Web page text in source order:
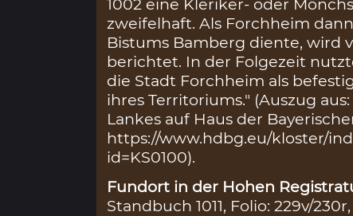
1002 eine Kleriker- oder
zweifelhaft. Als Forchheim
Bistums Bamberg diente, wird
berichtet. In der Folgezeit
die Stadt Forchheim als
ihres Territoriums." (Auszug
Lankes auf Haus der
https://www.hdbg.eu/kloster/
id=KS0100).
Fundort in der Hohen
Standbuch 1011, Folio: 229v/